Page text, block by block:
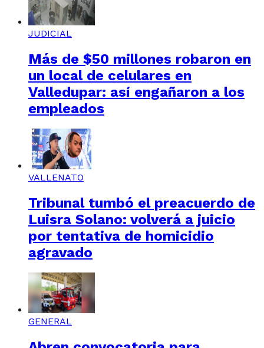
JUDICIAL
Más de $50 millones robaron en
un local de celulares en
Valledupar: así engañaron a los
empleados
VALLENATO
Tribunal tumbó el preacuerdo de
Luisra Solano: volverá a juicio
por tentativa de homicidio
agravado
GENERAL